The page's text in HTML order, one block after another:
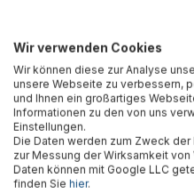
Technische Daten
Downloads
Wir verwenden Cookies
Wir können diese zur Analyse
unsere Webseite zu verbessern,
und Ihnen ein großartiges
Informationen zu den von uns
Einstellungen.
Die Daten werden zum Zweck
zur Messung der Wirksamkeit
Daten können mit Google LLC
finden Sie hier.
Abonniere jetzt
Newsletter,
Aktionen mehr
Willkommensrabatt
bei Deiner
Email